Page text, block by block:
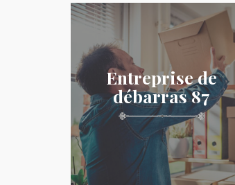
Entreprise de
débarras 87